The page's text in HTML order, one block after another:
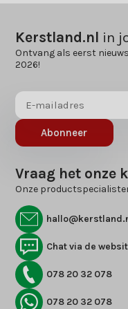
Kerstland.nl in
Ontvang als eerst
2026!
Abonneer
Vraag het onze
Onze
Chat via de
078 20 32 078
078 20 32 078